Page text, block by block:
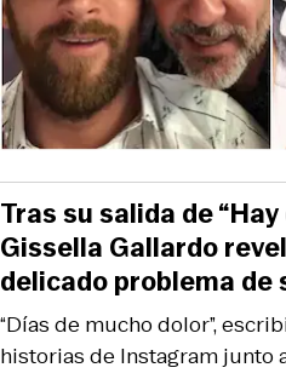
“Días de mucho dolor”,
historias de Instagram junto
Tras su salida de
Gissella Gallardo
delicado problema de